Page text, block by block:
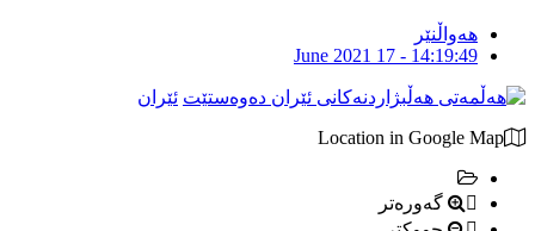
هەواڵنێر
June 2021 17 - 14:19:49
ئێران
Location in Google Map
گەورەتر